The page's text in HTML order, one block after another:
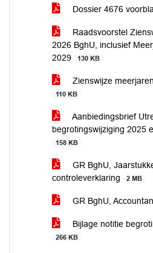
Dossier 4676
Raadsvoorstel
2026 BghU, inclusief
2029
130 KB
Zienswijze
110 KB
Aanbiedingsbrief
begrotingswijziging 2025
158 KB
GR BghU,
controleverklaring
2 MB
GR BghU,
Bijlage notitie
266 KB